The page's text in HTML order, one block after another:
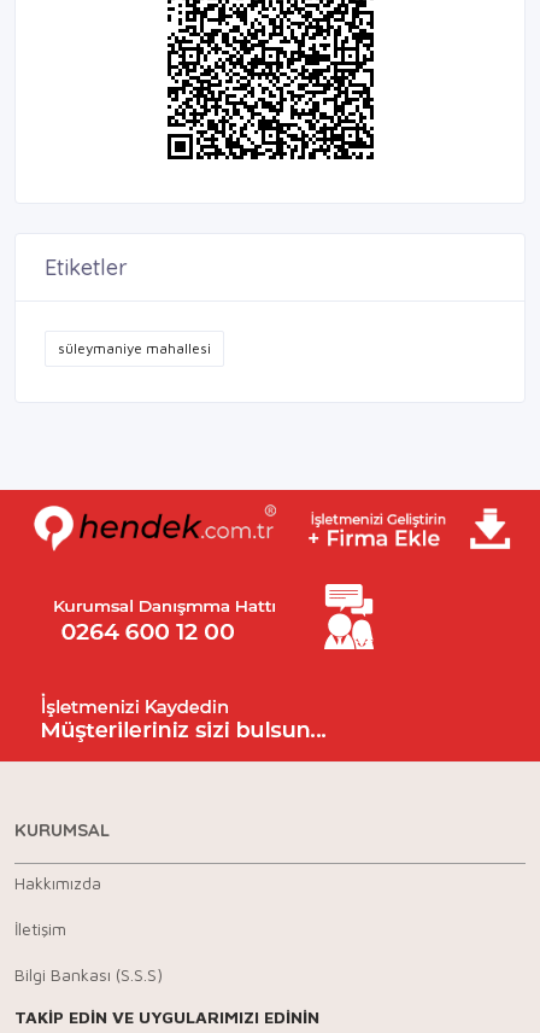
Etiketler
süleymaniye mahallesi
KURUMSAL
Hakkımızda
İletişim
Bilgi Bankası (S.S.S)
TAKİP EDİN VE UYGULARIMIZI EDİNİN